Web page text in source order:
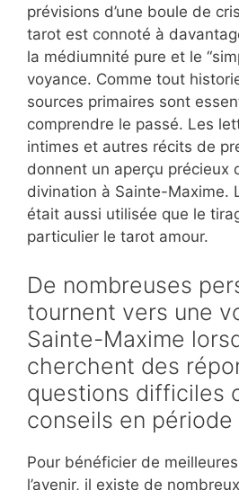
prévisions d’une boule de
tarot est connoté à
la médiumnité pure et le
voyance. Comme tout
sources primaires sont
comprendre le passé. Les
intimes et autres récits de
donnent un aperçu précieux
divination à Sainte-Maxime.
était aussi utilisée que le
particulier le tarot amour.
De nombreuses
tournent vers une
Sainte-Maxime
cherchent des
questions difficiles
conseils en période
Pour bénéficier de
l’avenir, il existe de